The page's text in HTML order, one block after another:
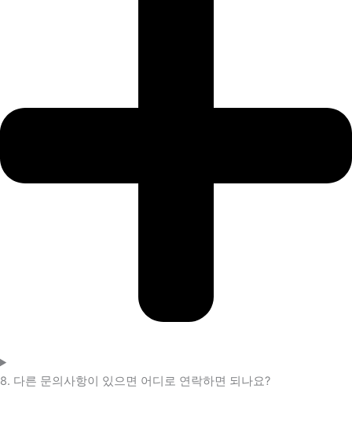
8. 다른 문의사항이 있으면 어디로 연락하면 되나요?